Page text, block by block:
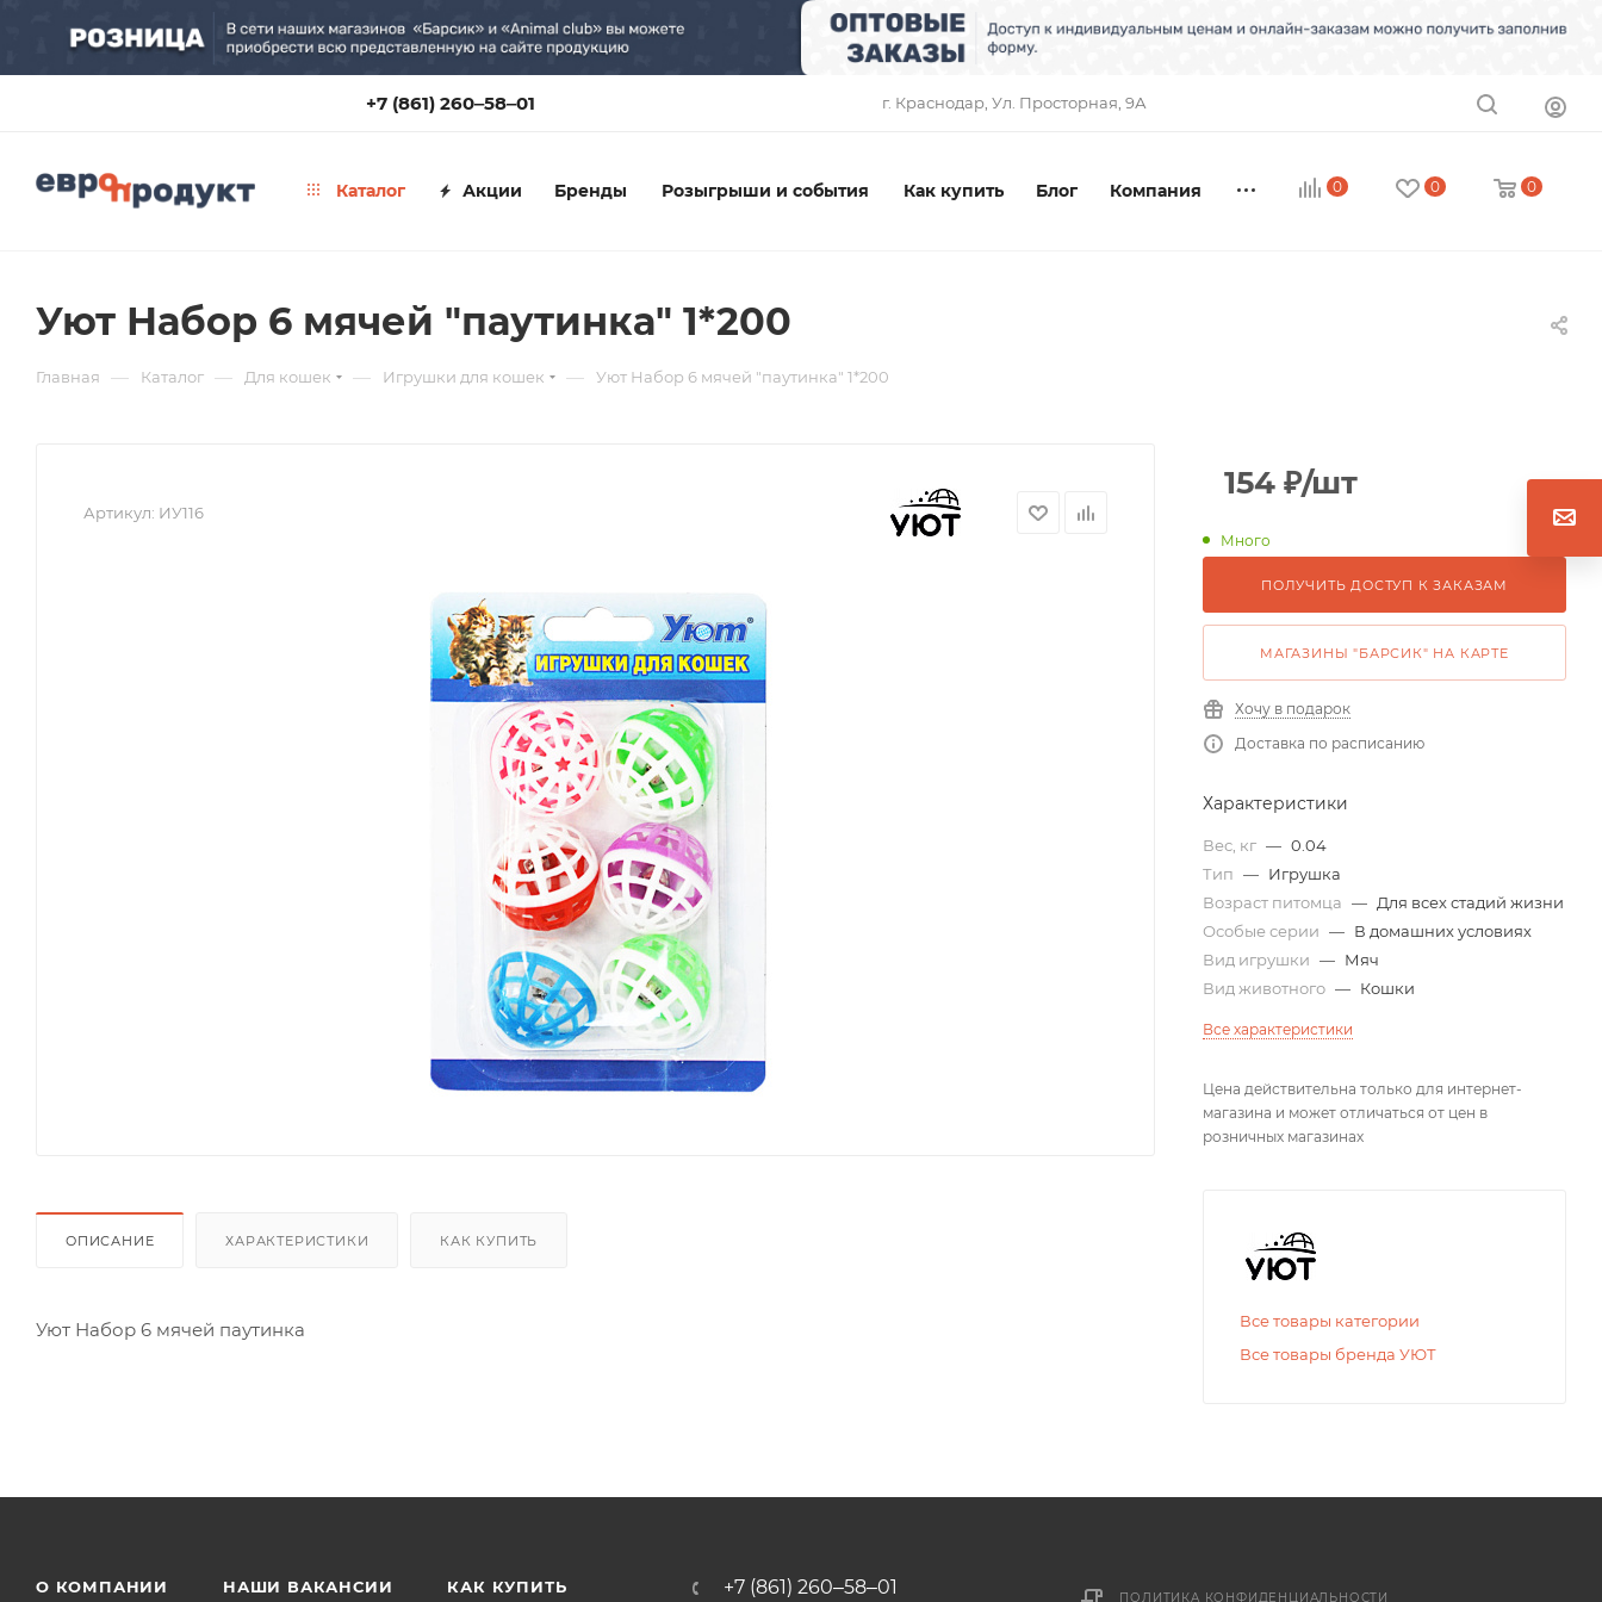
+7 (861) 260‒58‒01 г. Краснодар, ​Ул. Просторная, 9А
0 0 0
Каталог Акции Бренды Розыгрыши и события Как купить Блог Компания
Уют Набор 6 мячей "паутинка" 1*200
Главная — Каталог — Для кошек — Игрушки для кошек — Уют Набор 6 мячей "паутинка" 1*200
Артикул: ИУ116
ОПИСАНИЕ ХАРАКТЕРИСТИКИ КАК КУПИТЬ
Уют Набор 6 мячей паутинка
154 ₽/шт
Много
ПОЛУЧИТЬ ДОСТУП К ЗАКАЗАМ
МАГАЗИНЫ "БАРСИК" НА КАРТЕ
Хочу в подарок
Доставка по расписанию
Характеристики
Вес, кг — 0.04
Тип — Игрушка
Возраст питомца — Для всех стадий жизни
Особые серии — В домашних условиях
Вид игрушки — Мяч
Вид животного — Кошки
Все характеристики
Цена действительна только для интернет-
магазина и может отличаться от цен в
розничных магазинах
Все товары категории
Все товары бренда УЮТ
О КОМПАНИИ НАШИ ВАКАНСИИ КАК КУПИТЬ +7 (861) 260‒58‒01 ПОЛИТИКА КОНФИДЕНЦИАЛЬНОСТИ